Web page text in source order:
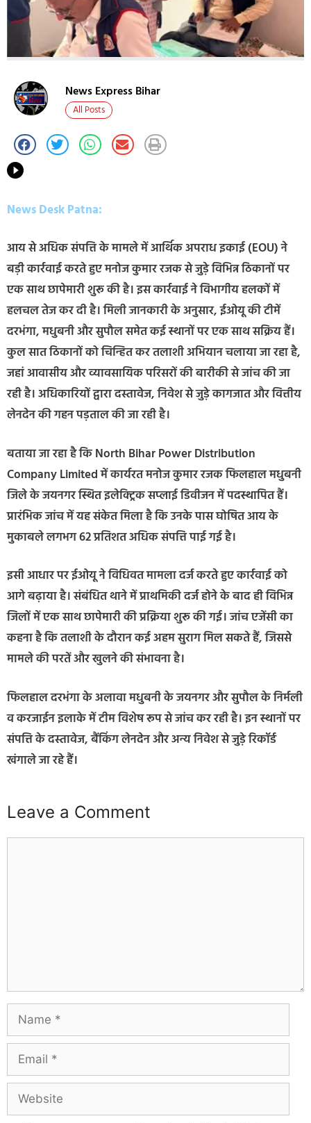
News Express Bihar
All Posts
News Desk Patna:
आय से अधिक संपत्ति के मामले में आर्थिक अपराध इकाई (EOU) ने
बड़ी कार्रवाई करते हुए मनोज कुमार रजक से जुड़े विभिन्न ठिकानों पर
एक साथ छापेमारी शुरू की है। इस कार्रवाई ने विभागीय हलकों में
हलचल तेज कर दी है। मिली जानकारी के अनुसार, ईओयू की टीमें
दरभंगा, मधुबनी और सुपौल समेत कई स्थानों पर एक साथ सक्रिय हैं।
कुल सात ठिकानों को चिन्हित कर तलाशी अभियान चलाया जा रहा है,
जहां आवासीय और व्यावसायिक परिसरों की बारीकी से जांच की जा
रही है। अधिकारियों द्वारा दस्तावेज, निवेश से जुड़े कागजात और वित्तीय
लेनदेन की गहन पड़ताल की जा रही है।
बताया जा रहा है कि North Bihar Power Distribution
Company Limited में कार्यरत मनोज कुमार रजक फिलहाल मधुबनी
जिले के जयनगर स्थित इलेक्ट्रिक सप्लाई डिवीजन में पदस्थापित हैं।
प्रारंभिक जांच में यह संकेत मिला है कि उनके पास घोषित आय के
मुकाबले लगभग 62 प्रतिशत अधिक संपत्ति पाई गई है।
इसी आधार पर ईओयू ने विधिवत मामला दर्ज करते हुए कार्रवाई को
आगे बढ़ाया है। संबंधित थाने में प्राथमिकी दर्ज होने के बाद ही विभिन्न
जिलों में एक साथ छापेमारी की प्रक्रिया शुरू की गई। जांच एजेंसी का
कहना है कि तलाशी के दौरान कई अहम सुराग मिल सकते हैं, जिससे
मामले की परतें और खुलने की संभावना है।
फिलहाल दरभंगा के अलावा मधुबनी के जयनगर और सुपौल के निर्मली
व करजाईन इलाके में टीम विशेष रूप से जांच कर रही है। इन स्थानों पर
संपत्ति के दस्तावेज, बैंकिंग लेनदेन और अन्य निवेश से जुड़े रिकॉर्ड
खंगाले जा रहे हैं।
Leave a Comment